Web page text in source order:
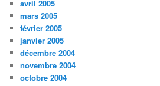
avril 2005
mars 2005
février 2005
janvier 2005
décembre 2004
novembre 2004
octobre 2004